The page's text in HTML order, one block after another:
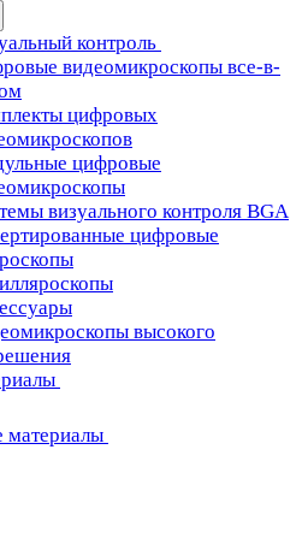
контроль
видеомикроскопы все-в-
цифровых
цифровые
визуального контроля BGA
цифровые
высокого
материалы